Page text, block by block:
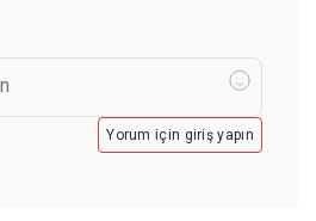
Yorum için giriş yapın